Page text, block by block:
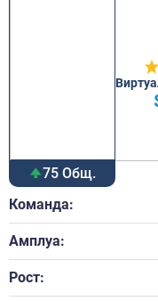
75 Общ.
Команда:
Амплуа:
Рост: